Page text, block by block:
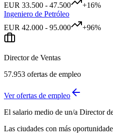
EUR 33.500 - 47.500 +16%
Ingeniero de Petróleo
EUR 42.000 - 95.000 +96%
Director de Ventas
57.953 ofertas de empleo
Ver ofertas de empleo
El salario medio de un/a Director
Las ciudades con más